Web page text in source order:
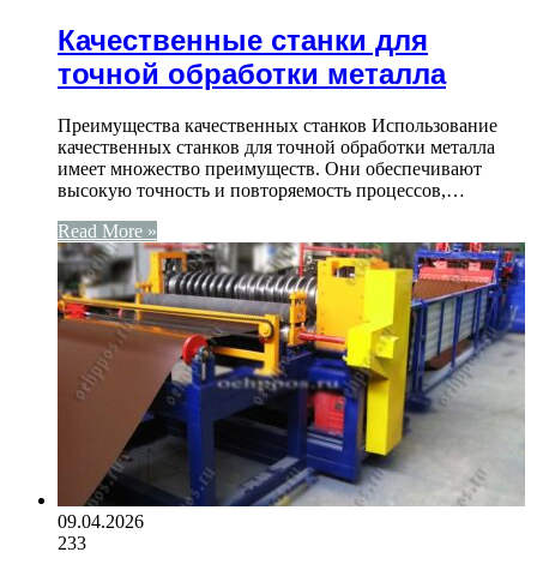
Качественные станки для
точной обработки металла
Преимущества качественных станков Использование
качественных станков для точной обработки металла
имеет множество преимуществ. Они обеспечивают
высокую точность и повторяемость процессов,…
Read More »
09.04.2026
233